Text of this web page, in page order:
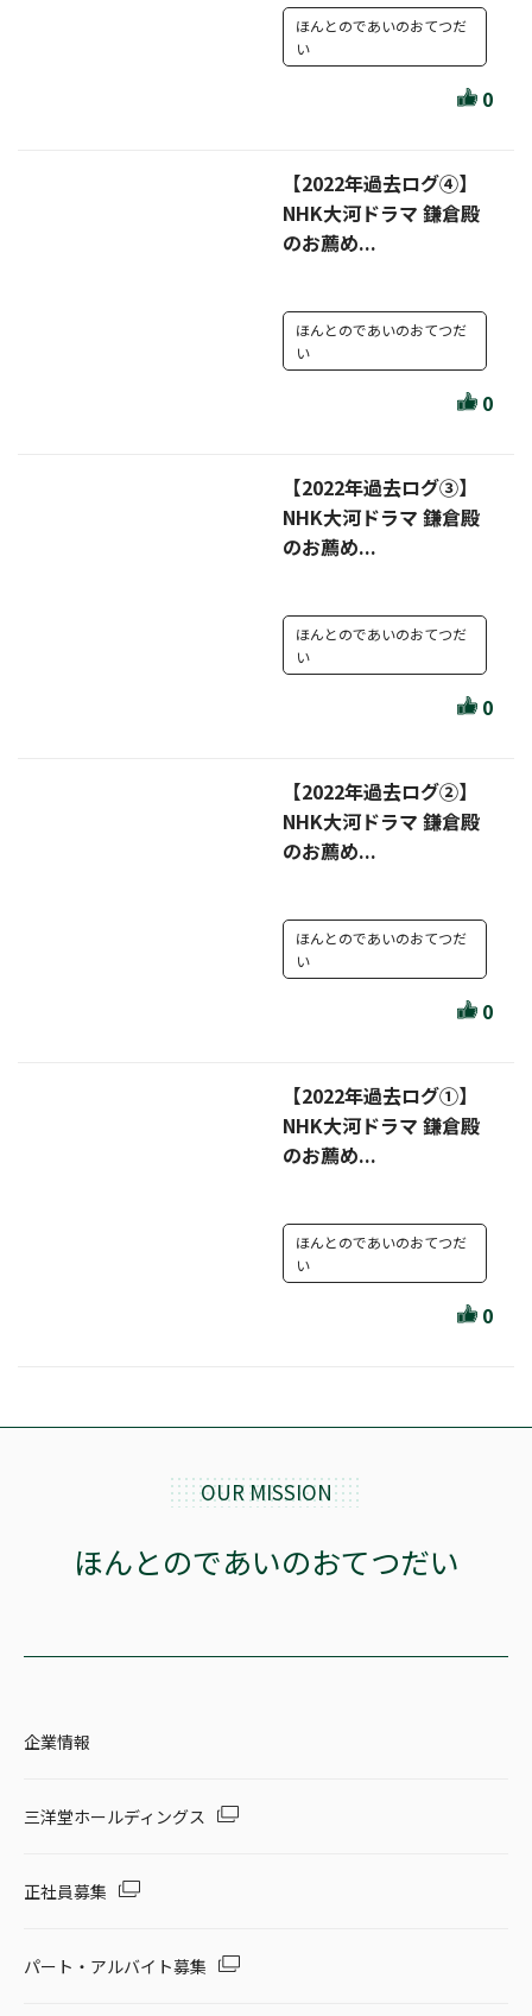
ほんとのであいのおてつだ
い
0
【2022年過去ログ④】
NHK大河ドラマ 鎌倉殿
のお薦め...
ほんとのであいのおてつだ
い
0
【2022年過去ログ③】
NHK大河ドラマ 鎌倉殿
のお薦め...
ほんとのであいのおてつだ
い
0
【2022年過去ログ②】
NHK大河ドラマ 鎌倉殿
のお薦め...
ほんとのであいのおてつだ
い
0
【2022年過去ログ①】
NHK大河ドラマ 鎌倉殿
のお薦め...
ほんとのであいのおてつだ
い
0
OUR MISSION
ほんとのであいのおてつだい
企業情報
三洋堂ホールディングス
正社員募集
パート・アルバイト募集